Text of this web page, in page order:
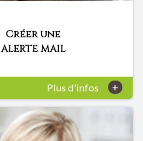
Créer une
ALERTE MAIL
Plus d'infos +